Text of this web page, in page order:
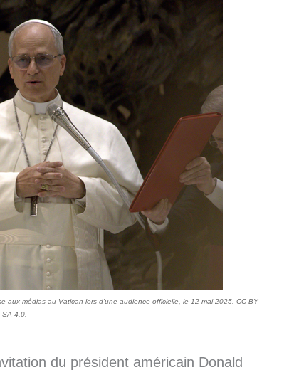
médias au Vatican lors d’une audience officielle, le 12 mai 2025. CC BY-
SA 4.0.
du président américain Donald